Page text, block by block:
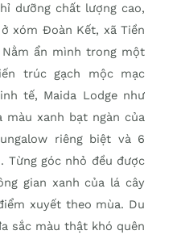
dưỡng chất lượng cao,
xóm Đoàn Kết, xã Tiền
ẩn mình trong một
trúc gạch mộc mạc
tế, Maida Lodge như
màu xanh bạt ngàn của
riêng biệt và 6
Từng góc nhỏ đều được
gian xanh của lá cây
xuyết theo mùa. Du
sắc màu thật khó quên